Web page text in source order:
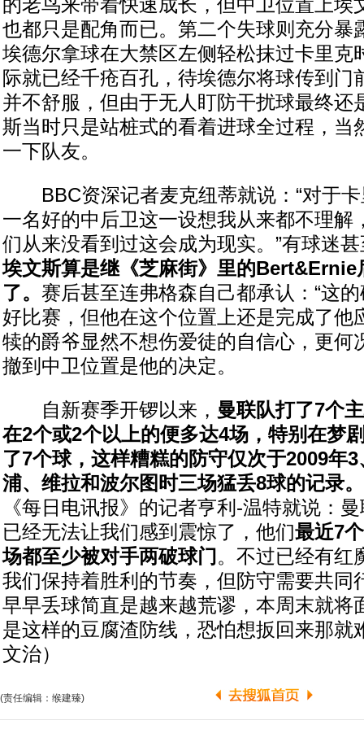
的老鸟来带着快速成长，但中卫位置上埃
也都只是配角而已。第二个失球则充分暴
埃德尔拿球在大禁区左侧轻松抹过卡里克
际就已经千疮百孔，待埃德尔将球传到门
并不舒服，但由于无人盯防干扰球最终还
斯当时只是站桩式的看着进球全过程，当
一下队友。
BBC资深记者麦克纽蒂就说：“对于卡
一名好的中后卫这一设想我从来都不理解
们从来没看到过这会成为现实。”有球迷
埃文斯算是继《芝麻街》里的Bert&Ernie
了。 赛后甚至连弗格森自己都承认：“这
好比赛，但他在这个位置上还是完成了他
犊的爵爷显然不想伤爱徒的自信心，更何
撤到中卫位置是他的决定。
自新赛季开锣以来， 曼联队打了7个
在2个或2个以上的便多达4场，特别在梦
了7个球，这样糟糕的防守仅次于2009年
浦、维拉和波尔图时三场猛丢8球的记录。
《每日电讯报》的记者亨利-温特就说：
已经无法让我们感到震惊了，他们最近7
场都至少被对手两破球门 。不过已经有红
我们保持着胜利的节奏，但防守需要共同
早早丢球简直是越来越荒谬，本周末就将
是这样的豆腐渣防线，恐怕想扳回来那就
文治）
(责任编辑：缑建臻)